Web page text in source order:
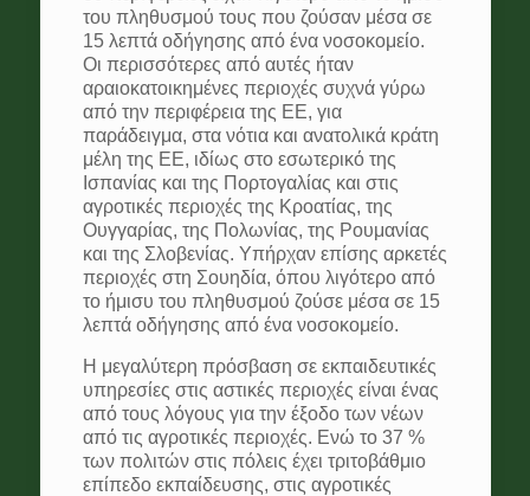
του πληθυσμού τους που ζούσαν μέσα σε
15 λεπτά οδήγησης από ένα νοσοκομείο.
Οι περισσότερες από αυτές ήταν
αραιοκατοικημένες περιοχές συχνά γύρω
από την περιφέρεια της ΕΕ, για
παράδειγμα, στα νότια και ανατολικά κράτη
μέλη της ΕΕ, ιδίως στο εσωτερικό της
Ισπανίας και της Πορτογαλίας και στις
αγροτικές περιοχές της Κροατίας, της
Ουγγαρίας, της Πολωνίας, της Ρουμανίας
και της Σλοβενίας. Υπήρχαν επίσης αρκετές
περιοχές στη Σουηδία, όπου λιγότερο από
το ήμισυ του πληθυσμού ζούσε μέσα σε 15
λεπτά οδήγησης από ένα νοσοκομείο.
Η μεγαλύτερη πρόσβαση σε εκπαιδευτικές
υπηρεσίες στις αστικές περιοχές είναι ένας
από τους λόγους για την έξοδο των νέων
από τις αγροτικές περιοχές. Ενώ το 37 %
των πολιτών στις πόλεις έχει τριτοβάθμιο
επίπεδο εκπαίδευσης, στις αγροτικές